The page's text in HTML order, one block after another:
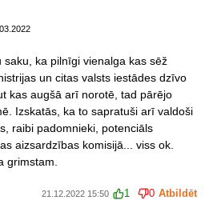
saku, ka pilnīgi vienalga kas sēž
un citas valsts iestādes dzīvo
kas augšā arī norotē, tad pārējo
Izskatās, ka to sapratuši arī valdoši
raibi padomnieki, potenciāls
aizsardzības komisijā... viss ok.
grimstam.
21.12.2022 15:50 1 0 Atbildēt